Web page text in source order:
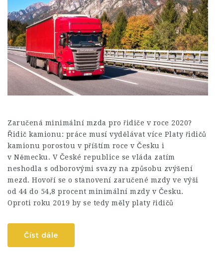
Zaručená minimální mzda pro řidiče v roce 2020?
Řidič kamionu: práce musí vydělávat více Platy řidičů
kamionu porostou v příštím roce v Česku i
v Německu. V České republice se vláda zatím
neshodla s odborovými svazy na způsobu zvýšení
mezd. Hovoří se o stanovení zaručené mzdy ve výši
od 44 do 54,8 procent minimální mzdy v Česku.
Oproti roku 2019 by se tedy měly platy řidičů
Číst dále